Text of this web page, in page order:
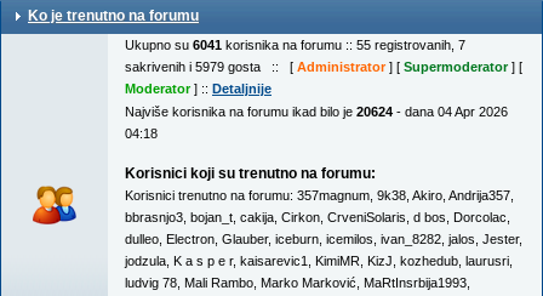
Ko je trenutno na forumu
Ukupno su 6041 korisnika na forumu :: 55 registrovanih, 7
sakrivenih i 5979 gosta :: [ Administrator] [ Supermoderator] [
Moderator] :: Detaljnije
Najviše korisnika na forumu ikad bilo je 20624 - dana 04 Apr 2026
04:18
Korisnici koji su trenutno na forumu:
Korisnici trenutno na forumu: 357magnum 9k38 Akiro Andrija357
bbrasnjo3 bojan_t cakija Cirkon CrveniSolaris d bos Dorcolac
dulleo Electron Glauber, iceburn icemilos ivan_8282 jalos Jester,
jodzula K a s p e r, kaisarevic1 KimiMR KizJ kozhedub laurusri
ludvig 78 Mali Rambo Marko Marković MaRtInsrbija1993